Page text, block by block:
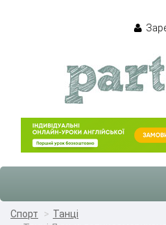
Спорт
Танці